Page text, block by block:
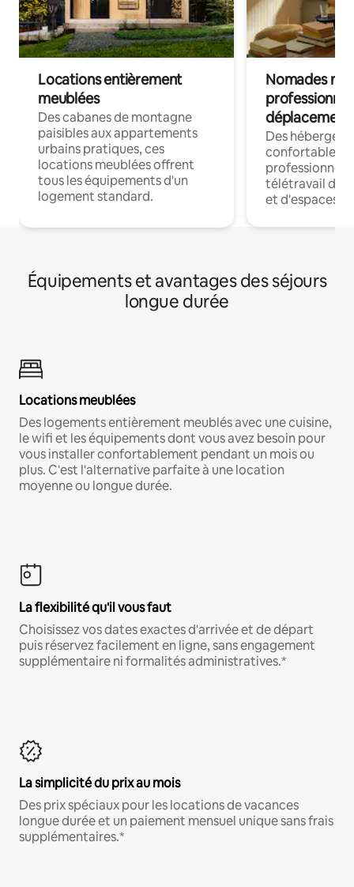
Locations entièrement
meublées
Des cabanes de montagne
paisibles aux appartements
urbains pratiques, ces
locations meublées offrent
tous les équipements d'un
logement standard.
Nomades
déplacement
Des
confortables
professionnels
télétravail
et d'espaces
Équipements et avantages des séjours
longue durée
Locations meublées
Des logements entièrement meublés avec une cuisine,
le wifi et les équipements dont vous avez besoin pour
vous installer confortablement pendant un mois ou
plus. C'est l'alternative parfaite à une location
moyenne ou longue durée.
La flexibilité qu'il vous faut
Choisissez vos dates exactes d'arrivée et de départ
puis réservez facilement en ligne, sans engagement
supplémentaire ni formalités administratives.*
La simplicité du prix au mois
Des prix spéciaux pour les locations de vacances
longue durée et un paiement mensuel unique sans frais
supplémentaires.*